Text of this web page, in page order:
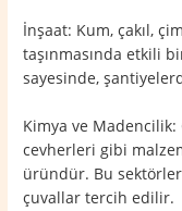
İnşaat: Kum, çakıl,
taşınmasında etkili
sayesinde,
Kimya ve
cevherleri gibi
üründür. Bu
çuvallar tercih edilir.